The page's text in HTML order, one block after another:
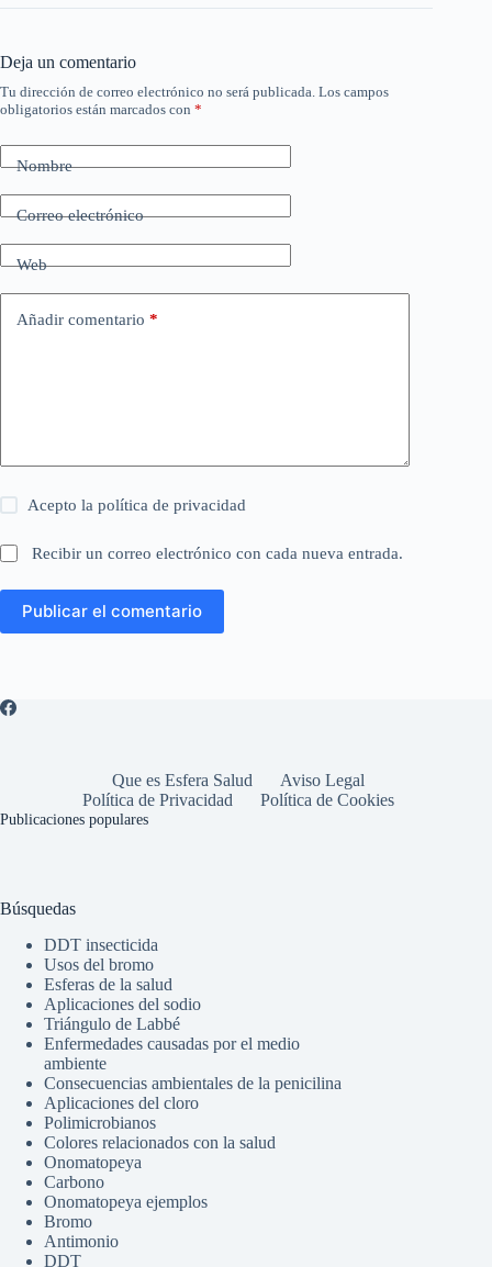
Deja un comentario
Tu dirección de correo electrónico no será publicada. Los campos
obligatorios están marcados con *
Nombre
Correo electrónico
Web
Añadir comentario *
Acepto lapolítica de privacidad
Recibir un correo electrónico con cada nueva entrada.
Publicar el comentario
Que es Esfera Salud
Aviso Legal
Política de Privacidad
Política de Cookies
Publicaciones populares
Búsquedas
DDT insecticida
Usos del bromo
Esferas de la salud
Aplicaciones del sodio
Triángulo de Labbé
Enfermedades causadas por el medio
ambiente
Consecuencias ambientales de la penicilina
Aplicaciones del cloro
Polimicrobianos
Colores relacionados con la salud
Onomatopeya
Carbono
Onomatopeya ejemplos
Bromo
Antimonio
DDT